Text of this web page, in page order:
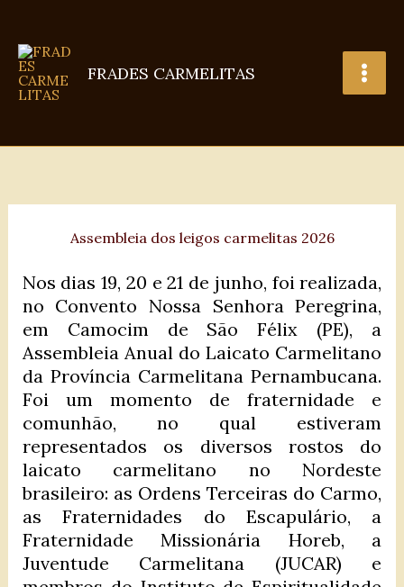
conteúdo
FRADES CARMELITAS
Assembleia dos leigos carmelitas 2026
Nos dias 19, 20 e 21 de junho, foi realizada,
no Convento Nossa Senhora Peregrina,
em Camocim de São Félix (PE), a
Assembleia Anual do Laicato Carmelitano
da Província Carmelitana Pernambucana.
Foi um momento de fraternidade e
comunhão, no qual estiveram
representados os diversos rostos do
laicato carmelitano no Nordeste
brasileiro: as Ordens Terceiras do Carmo,
as Fraternidades do Escapulário, a
Fraternidade Missionária Horeb, a
Juventude Carmelitana (JUCAR) e